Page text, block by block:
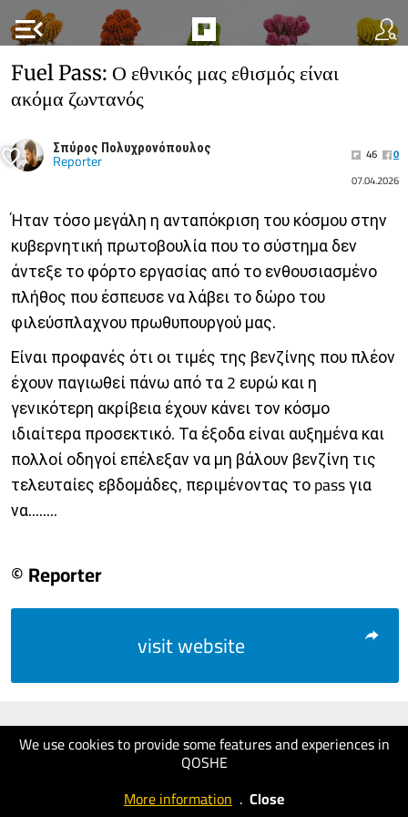
menu_open
We use cookies to provide some features and experiences in
QOSHE
More information . Close
Fuel Pass: Ο εθνικός μας εθισμός είναι
ακόμα ζωντανός
Σπύρος Πολυχρονόπουλος
Reporter 46
0
07.04.2026
Ήταν τόσο μεγάλη η ανταπόκριση του κόσμου στην
κυβερνητική πρωτοβουλία που το σύστημα δεν
άντεξε το φόρτο εργασίας από το ενθουσιασμένο
πλήθος που έσπευσε να λάβει το δώρο του
φιλεύσπλαχνου πρωθυπουργού μας.
Είναι προφανές ότι οι τιμές της βενζίνης που πλέον
έχουν παγιωθεί πάνω από τα 2 ευρώ και η
γενικότερη ακρίβεια έχουν κάνει τον κόσμο
ιδιαίτερα προσεκτικό. Τα έξοδα είναι αυξημένα και
πολλοί οδηγοί επέλεξαν να μη βάλουν βενζίνη τις
τελευταίες εβδομάδες, περιμένοντας το pass για
να........
© Reporter
visit website